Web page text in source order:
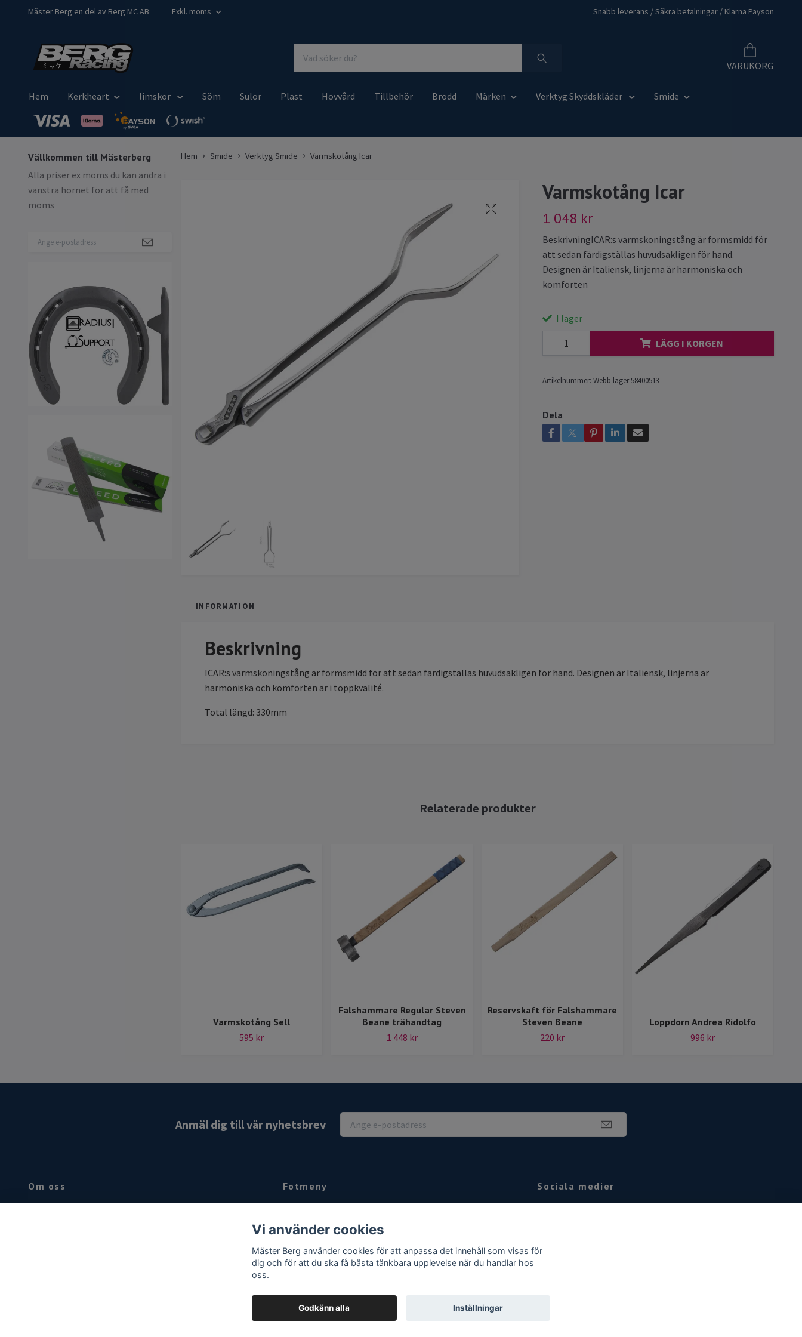
Mäster Berg en del av Berg MC AB Exkl. moms Snabb leverans / Säkra betalningar / Klarna Payson
VARUKORG
Hem Kerkheart limskor Söm Sulor Plast Hovvård Tillbehör Brodd Märken Verktyg Skyddskläder Smide
Vällkommen till Mästerberg
Alla priser ex moms du kan ändra i
vänstra hörnet för att få med
moms
Hem Smide Verktyg Smide Varmskotång Icar
Varmskotång Icar
1 048 kr
BeskrivningICAR:s varmskoningstång är formsmidd för
att sedan färdigställas huvudsakligen för hand.
Designen är Italiensk, linjerna är harmoniska och
komforten
I lager
LÄGG I KORGEN
Artikelnummer: Webb lager 58400513
Dela
INFORMATION
Beskrivning
ICAR:s varmskoningstång är formsmidd för att sedan färdigställas huvudsakligen för hand. Designen är Italiensk, linjerna är
harmoniska och komforten är i toppkvalité.
Total längd: 330mm
Varmskotång Sell
595 kr
Falshammare Regular Steven
Beane trähandtag
1 448 kr
Reservskaft för Falshammare
Steven Beane
220 kr
Loppdorn Andrea Ridolfo
996 kr
Anmäl dig till vår nyhetsbrev
Om oss Fotmeny
Köpvillkor
Om
Sociala medier
Vi använder cookies
Mäster Berg använder cookies för att anpassa det innehåll som visas för
dig och för att du ska få bästa tänkbara upplevelse när du handlar hos
oss.
Godkänn alla Inställningar